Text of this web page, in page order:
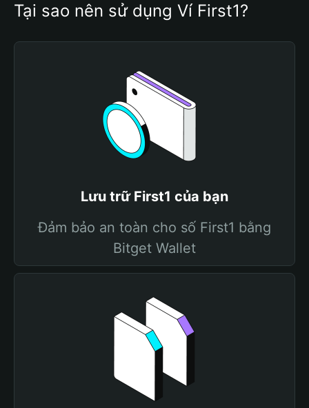
Tại sao nên sử dụng Ví First1?
Lưu trữ First1 của bạn
Đảm bảo an toàn cho số First1 bằng
Bitget Wallet